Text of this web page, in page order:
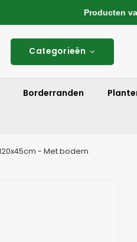
Categorieën
Borderranden
- Met bodem
Producten